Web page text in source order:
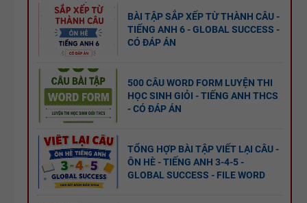
BÀI TẬP SẮP XẾP TỪ THÀNH CÂU -
TIẾNG ANH 6 - GLOBAL SUCCESS -
CÓ ĐÁP ÁN
500 CÂU WORD FORM LUYỆN THI
HỌC SINH GIỎI - TIẾNG ANH THCS
- CÓ ĐÁP ÁN
TỔNG HỢP BÀI TẬP VIẾT LẠI CÂU -
ÔN HÈ - TIẾNG ANH 3-4-5 -
GLOBAL SUCCESS - FILE WORD